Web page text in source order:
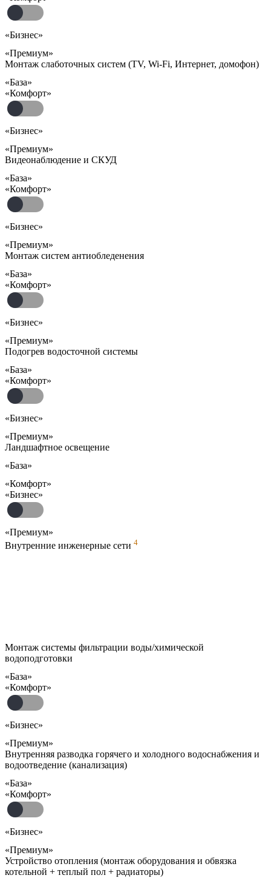
«Бизнес»
«Премиум»
Монтаж слаботочных систем (TV, Wi-Fi, Интернет, домофон)
«База»
«Комфорт»
«Бизнес»
«Премиум»
Видеонаблюдение и СКУД
«База»
«Комфорт»
«Бизнес»
«Премиум»
Монтаж систем антиобледенения
«База»
«Комфорт»
«Бизнес»
«Премиум»
Подогрев водосточной системы
«База»
«Комфорт»
«Бизнес»
«Премиум»
Ландшафтное освещение
«База»
«Комфорт»
«Бизнес»
«Премиум»
Внутренние инженерные сети 4
Монтаж системы фильтрации воды/химической
водоподготовки
«База»
«Комфорт»
«Бизнес»
«Премиум»
Внутренняя разводка горячего и холодного водоснабжения и
водоотведение (канализация)
«База»
«Комфорт»
«Бизнес»
«Премиум»
Устройство отопления (монтаж оборудования и обвязка
котельной + теплый пол + радиаторы)